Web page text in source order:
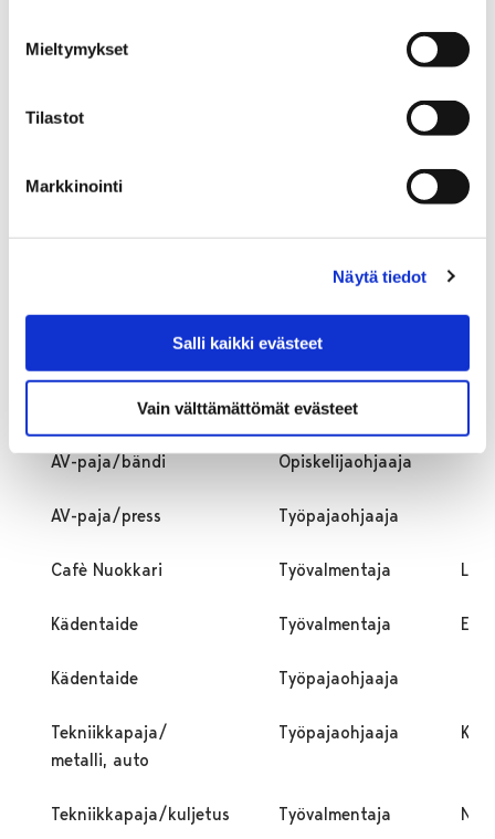
Mieltymykset
Tilastot
Markkinointi
Näytä tiedot
Salli kaikki evästeet
Vain välttämättömät evästeet
Pajaosastot Nimike
AV-paja/bändi Opiskelijaohjaaja
AV-paja/press Työpajaohjaaja
Cafè Nuokkari Työvalmentaja
Kädentaide Työvalmentaja Elo
Kädentaide Työpajaohjaaja
Tekniikkapaja/
metalli, auto
Työpajaohjaaja
Tekniikkapaja/kuljetus Työvalmentaja